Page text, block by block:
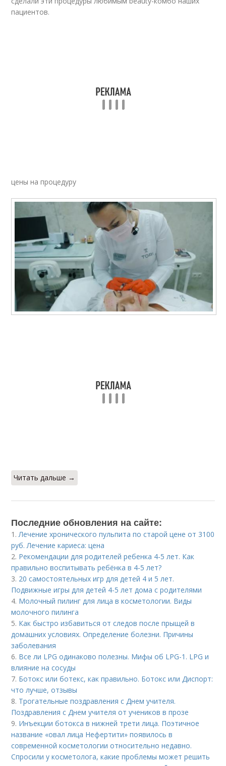
пациентов.
цены на процедуру
Читать дальше →
Последние обновления на сайте:
1. Лечение хронического пульпита по старой цене от 3100
руб. Лечение кариеса: цена
2. Рекомендации для родителей ребенка 4-5 лет. Как
правильно воспитывать ребёнка в 4-5 лет?
3. 20 самостоятельных игр для детей 4 и 5 лет.
Подвижные игры для детей 4-5 лет дома с родителями
4. Молочный пилинг для лица в косметологии. Виды
молочного пилинга
5. Как быстро избавиться от следов после прыщей в
домашних условиях. Определение болезни. Причины
заболевания
6. Все ли LPG одинаково полезны. Мифы об LPG-1. LPG и
влияние на сосуды
7. Ботокс или ботекс, как правильно. Ботокс или Диспорт:
что лучше, отзывы
8. Трогательные поздравления с Днем учителя.
Поздравления с Днем учителя от учеников в прозе
9. Инъекции ботокса в нижней трети лица. Поэтичное
название «овал лица Нефертити» появилось в
современной косметологии относительно недавно.
Спросили у косметолога, какие проблемы может решить